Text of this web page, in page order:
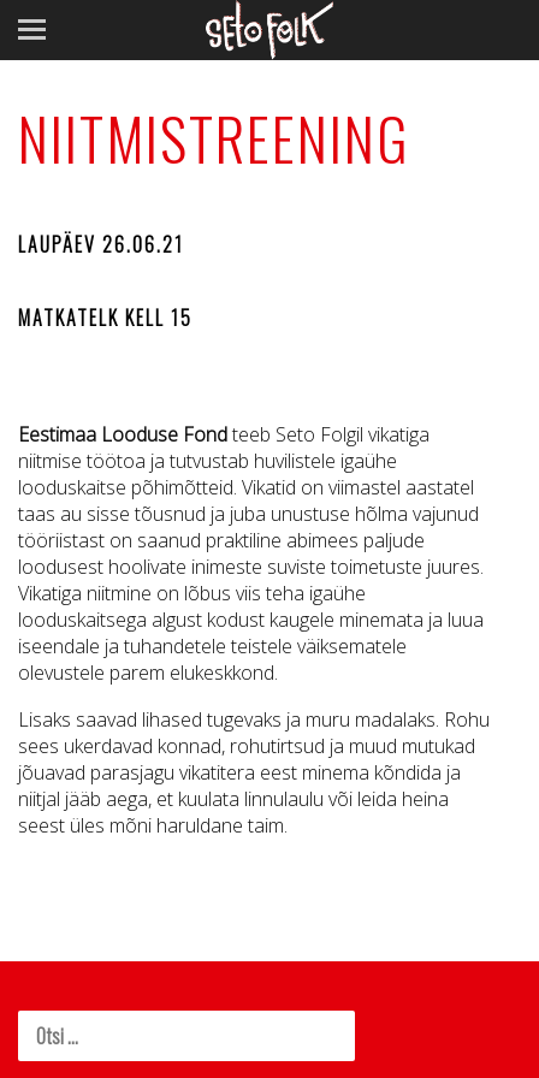
NIITMISTREENING
LAUPÄEV 26.06.21
MATKATELK KELL 15
Eestimaa Looduse Fondteeb Seto Folgil vikatiga
niitmise töötoa ja tutvustab huvilistele igaühe
looduskaitse põhimõtteid. Vikatid on viimastel aastatel
taas au sisse tõusnud ja juba unustuse hõlma vajunud
tööriistast on saanud praktiline abimees paljude
loodusest hoolivate inimeste suviste toimetuste juures.
Vikatiga niitmine on lõbus viis teha igaühe
looduskaitsega algust kodust kaugele minemata ja luua
iseendale ja tuhandetele teistele väiksematele
olevustele parem elukeskkond.
Lisaks saavad lihased tugevaks ja muru madalaks. Rohu
sees ukerdavad konnad, rohutirtsud ja muud mutukad
jõuavad parasjagu vikatitera eest minema kõndida ja
niitjal jääb aega, et kuulata linnulaulu või leida heina
seest üles mõni haruldane taim.